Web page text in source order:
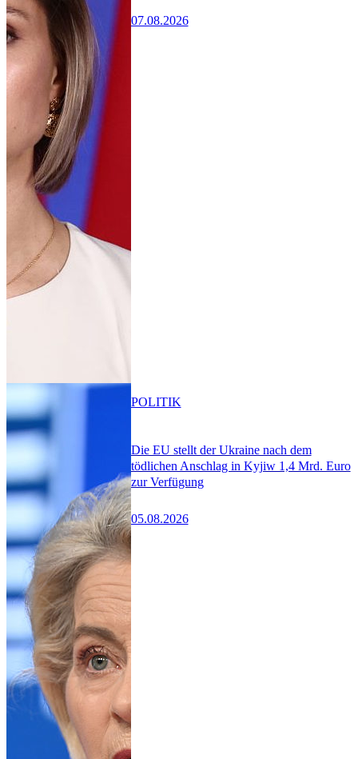
07.08.2026
Die EU stellt der Ukraine nach dem
tödlichen Anschlag in Kyjiw 1,4 Mrd. Euro
zur Verfügung
05.08.2026
POLITIK